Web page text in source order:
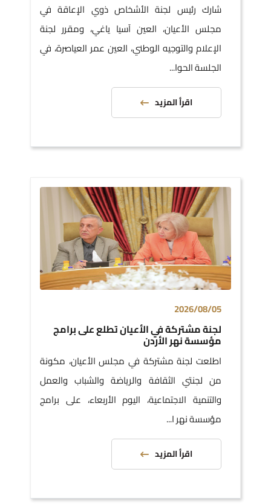
شارك رئيس لجنة الأشخاص ذوي الإعاقة في
مجلس الأعيان، العين آسيا ياغي، ومقرر لجنة
الإعلام والتوجيه الوطني، العين عمر العياصرة، في
الجلسة الحوا...
اقرأ المزيد
2026/08/05
لجنة مشتركة في الأعيان تطلع على برامج
مؤسسة نهر الأردن
اطلعت لجنة مشتركة في مجلس الأعيان، مكونة
من لجنتي الثقافة والرياضة والشباب والعمل
والتنمية الاجتماعية، اليوم الأربعاء، على برامج
مؤسسة نهر ا...
اقرأ المزيد